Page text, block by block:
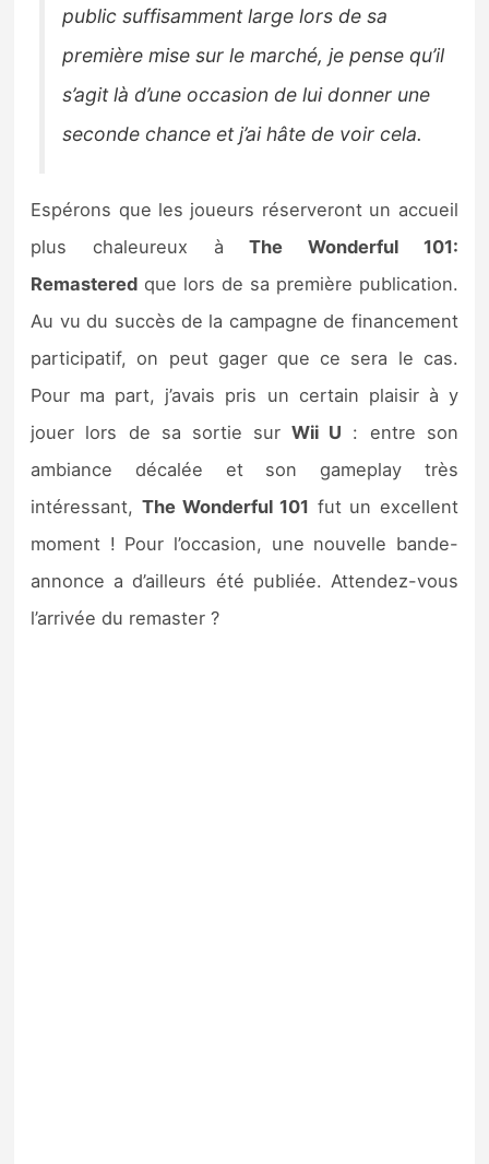
public suffisamment large lors de sa
première mise sur le marché, je pense qu’il
s’agit là d’une occasion de lui donner une
seconde chance et j’ai hâte de voir cela.
Espérons que les joueurs réserveront un accueil
plus chaleureux àThe Wonderful 101:
Remastered que lors de sa première publication.
Au vu du succès de la campagne de financement
participatif, on peut gager que ce sera le cas.
Pour ma part, j’avais pris un certain plaisir à y
jouer lors de sa sortie surWii U : entre son
ambiance décalée et son gameplay très
intéressant, The Wonderful 101 fut un excellent
moment ! Pour l’occasion, une nouvelle bande-
annonce a d’ailleurs été publiée. Attendez-vous
l’arrivée du remaster ?